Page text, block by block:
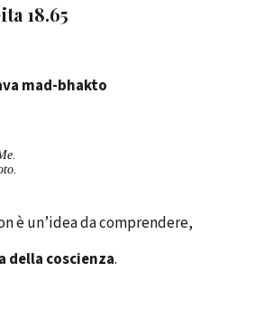
18.65
mad-bhakto
è un’idea da comprendere,
della coscienza.